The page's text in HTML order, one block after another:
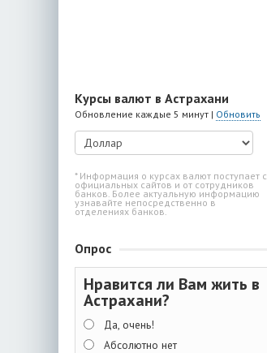
Курсы валют в Астрахани
Обновление каждые 5 минут | Обновить
* Информация о курсах валют поступает с
официальных сайтов и от сотрудников
банков. Более актуальную информацию
узнавайте непосредственно в
отделениях банков.
Опрос
Нравится ли Вам жить в
Астрахани?
Да, очень!
Абсолютно нет